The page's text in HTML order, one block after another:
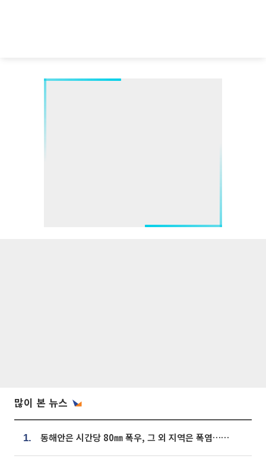
많이 본 뉴스
1. 동해안은 시간당 80㎜ 폭우, 그 외 지역은 폭염…‘극과 극 날씨’